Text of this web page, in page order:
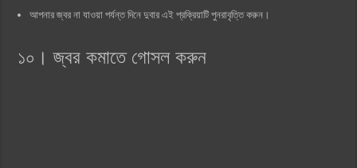
আপনার জ্বর না যাওয়া পর্যন্ত দিনে দুবার এই প্রক্রিয়াটি পুনরাবৃত্তি করুন।
১০। জ্বর কমাতে গোসল করুন